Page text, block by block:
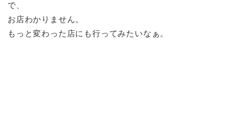
で、
お店わかりません。
もっと変わった店にも行ってみたいなぁ。